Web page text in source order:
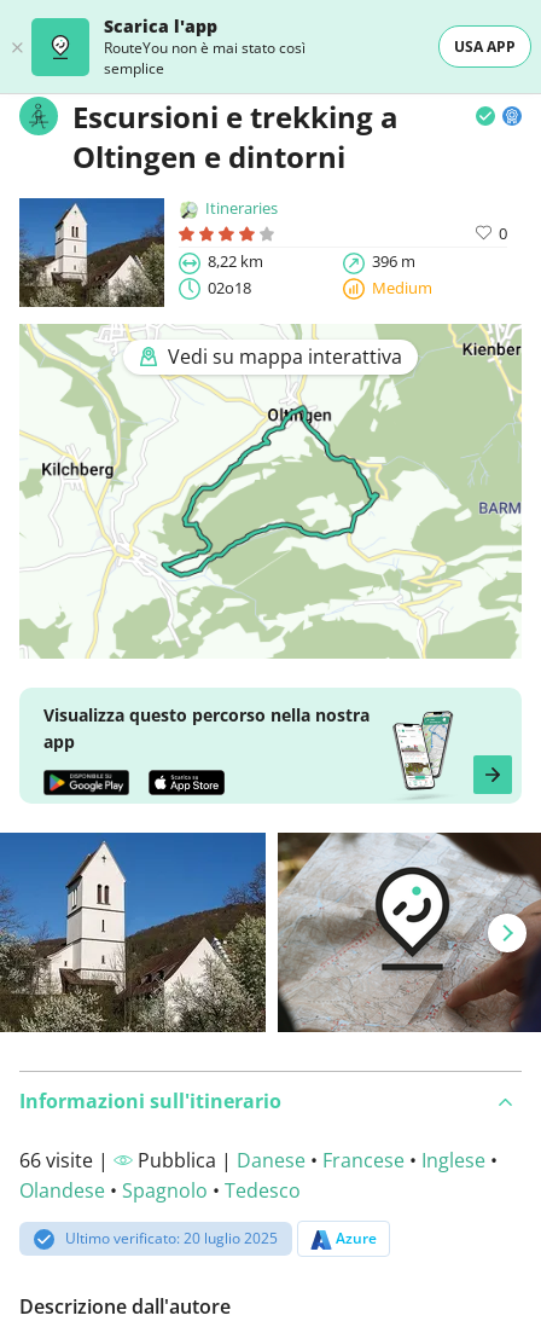
Scarica l'app
RouteYou non è mai stato così
semplice
USA APP
Escursioni e trekking a
Oltingen e dintorni
Itineraries
0
8,22 km
396 m
02o18
Medium
Vedi su mappa interattiva
Visualizza questo percorso nella nostra
app
Informazioni sull'itinerario
66 visite | Pubblica | Danese • Francese • Inglese •
Olandese • Spagnolo • Tedesco
Ultimo verificato: 20 luglio 2025 Azure
Descrizione dall'autore